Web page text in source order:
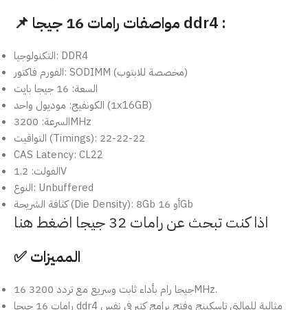
📌 مواصفات رامات 16 جيجا ddr4 :
التكنولوجيا: DDR4
الفورم فاكتور: SODIMM (مخصصة للابتوب)
السعة: 16 جيجا بايت
الكونفيج: موديول واحد (1x16GB)
السرعة: 3200MHz
التواقيت (Timings): 22-22-22
CAS Latency: CL22
الفولت: 1.2V
النوع: Unbuffered
كثافة الشريحة (Die Density): 8Gb أو 16Gb
✅ المميزات
16 جيجا رام بأداء ثابت وسريع مع تردد 3200MHz.
رامات 16 جيجا ddr4 مثالية للمالتي تاسكينج وفتح برامج كتير في نفس